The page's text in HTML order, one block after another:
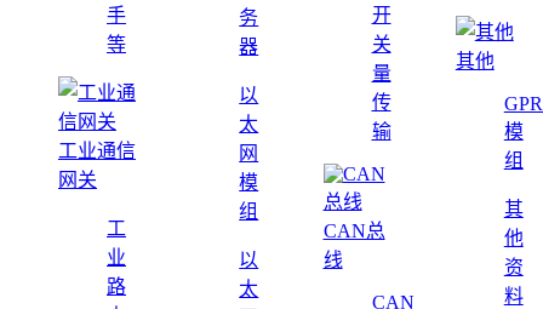
手
等
工业通信
网关
工
业
路
务
器
以
太
网
模
组
以
太
开
关
量
传
输
CAN总
线
CAN
其他
模
组
其
他
资
料